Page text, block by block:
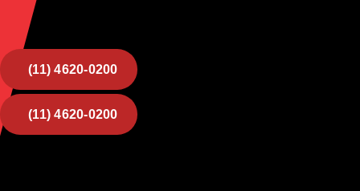
(11) 4620-0200
(11) 4620-0200